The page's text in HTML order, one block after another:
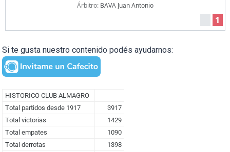
Árbitro: BAVA Juan Antonio
1
Si te gusta nuestro contenido podés ayudarnos: